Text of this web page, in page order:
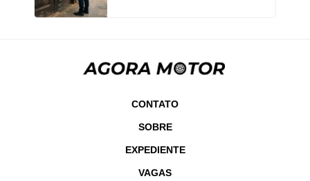
CONTATO
SOBRE
EXPEDIENTE
VAGAS